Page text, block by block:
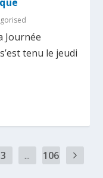
Journée
tenu le jeudi
3 ... 106